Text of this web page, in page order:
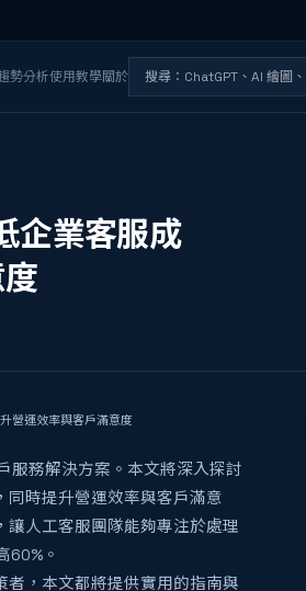
勢分析使用教學關於
企業客服成
營運效率與客戶滿意度
服務解決方案。本文將深入探討
同時提升營運效率與客戶滿意
讓人工客服團隊能夠專注於處理
60%。
者，本文都將提供實用的指南與